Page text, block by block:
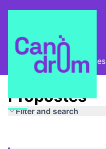
Pla Estratègic Propostes
Propostes
Filter and search